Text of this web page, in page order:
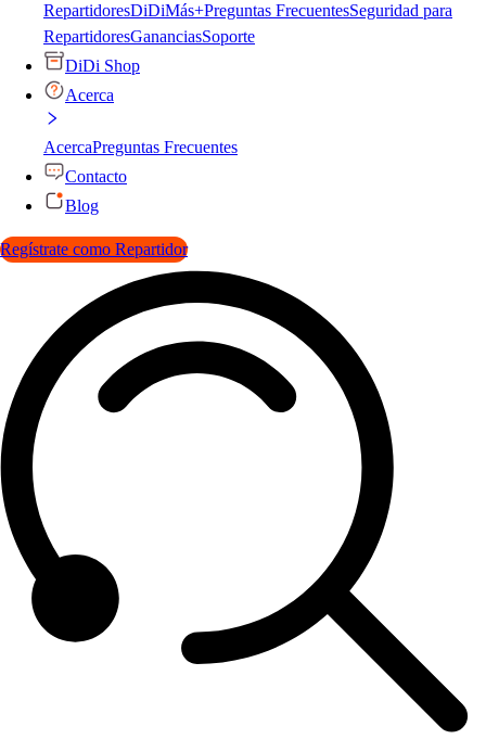
RepartidoresDiDiMás+Preguntas FrecuentesSeguridad para
RepartidoresGananciasSoporte
DiDi Shop
Acerca
AcercaPreguntas Frecuentes
Contacto
Blog
Regístrate como Repartidor